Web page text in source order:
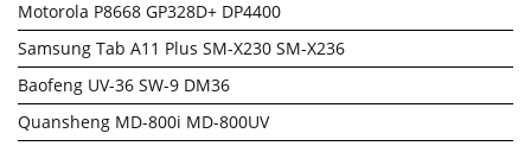
Motorola P8668 GP328D+ DP4400
Samsung Tab A11 Plus SM-X230 SM-X236
Baofeng UV-36 SW-9 DM36
Quansheng MD-800i MD-800UV